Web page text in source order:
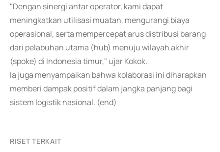
"Dengan sinergi antar operator, kami dapat
meningkatkan utilisasi muatan, mengurangi biaya
operasional, serta mempercepat arus distribusi barang
dari pelabuhan utama (hub) menuju wilayah akhir
(spoke) di Indonesia timur," ujar Kokok.
Ia juga menyampaikan bahwa kolaborasi ini diharapkan
memberi dampak positif dalam jangka panjang bagi
sistem logistik nasional. (end)
RISET TERKAIT